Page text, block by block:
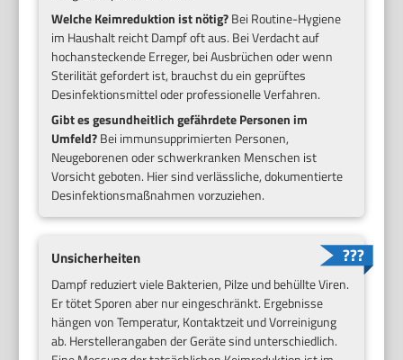
Welche Keimreduktion ist nötig?Bei Routine-Hygiene
im Haushalt reicht Dampf oft aus. Bei Verdacht auf
hochansteckende Erreger, bei Ausbrüchen oder wenn
Sterilität gefordert ist, brauchst du ein geprüftes
Desinfektionsmittel oder professionelle Verfahren.
Gibt es gesundheitlich gefährdete Personen im
Umfeld?Bei immunsupprimierten Personen,
Neugeborenen oder schwerkranken Menschen ist
Vorsicht geboten. Hier sind verlässliche, dokumentierte
Desinfektionsmaßnahmen vorzuziehen.
Unsicherheiten
Dampf reduziert viele Bakterien, Pilze und behüllte Viren.
Er tötet Sporen aber nur eingeschränkt. Ergebnisse
hängen von Temperatur, Kontaktzeit und Vorreinigung
ab. Herstellerangaben der Geräte sind unterschiedlich.